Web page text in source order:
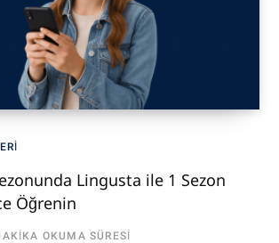
Lingusta ile 1 Sezon
Öğrenin
OKUMA SÜRESI